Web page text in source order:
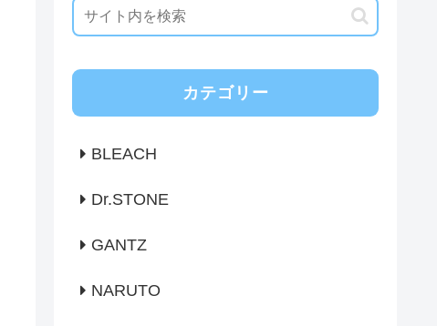
カテゴリー
BLEACH
Dr.STONE
GANTZ
NARUTO